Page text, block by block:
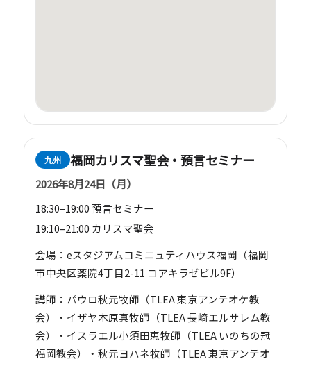
九州 福岡カリスマ聖会・預言セミナー
2026年8月24日（月）
18:30–19:00 預言セミナー
19:10–21:00 カリスマ聖会
会場：eスタジアムコミニュティハウス福岡（福岡
市中央区薬院4丁目2-11 コアキラゼビル9F）
講師：パウロ秋元牧師（TLEA 東京アンテオケ教
会）・イザヤ木原真牧師（TLEA 長崎エルサレム教
会）・イスラエル小須田恵牧師（TLEA いのちの冠
福岡教会）・秋元ヨハネ牧師（TLEA 東京アンテオ